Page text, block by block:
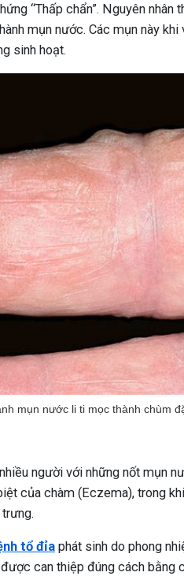
“Thấp chẩn”. Nguyên
mụn nước. Các mụn này
sinh hoạt.
mụn nước li ti mọc thành chùm
người với những nốt mụn
của chàm (Eczema), trong
tổ đỉa phát sinh do phong
can thiệp đúng cách bằng